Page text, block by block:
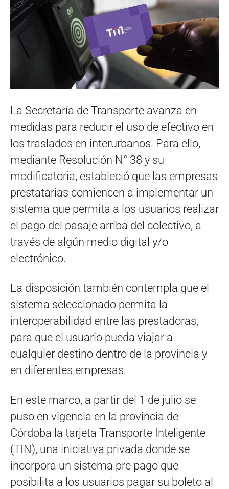
La Secretaría de Transporte avanza en
medidas para reducir el uso de efectivo en
los traslados en interurbanos. Para ello,
mediante Resolución N° 38 y su
modificatoria, estableció que las empresas
prestatarias comiencen a implementar un
sistema que permita a los usuarios realizar
el pago del pasaje arriba del colectivo, a
través de algún medio digital y/o
electrónico.
La disposición también contempla que el
sistema seleccionado permita la
interoperabilidad entre las prestadoras,
para que el usuario pueda viajar a
cualquier destino dentro de la provincia y
en diferentes empresas.
En este marco, a partir del 1 de julio se
puso en vigencia en la provincia de
Córdoba la tarjeta Transporte Inteligente
(TIN), una iniciativa privada donde se
incorpora un sistema pre pago que
posibilita a los usuarios pagar su boleto al